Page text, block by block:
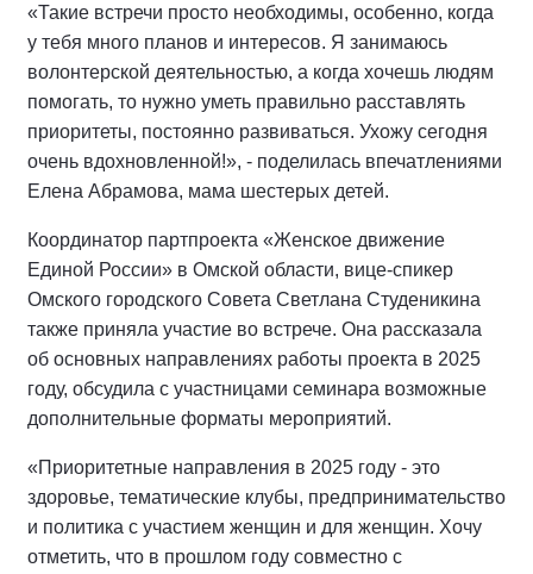
«Такие встречи просто необходимы, особенно, когда
у тебя много планов и интересов. Я занимаюсь
волонтерской деятельностью, а когда хочешь людям
помогать, то нужно уметь правильно расставлять
приоритеты, постоянно развиваться. Ухожу сегодня
очень вдохновленной!», - поделилась впечатлениями
Елена Абрамова, мама шестерых детей.
Координатор партпроекта «Женское движение
Единой России» в Омской области, вице-спикер
Омского городского Совета Светлана Студеникина
также приняла участие во встрече. Она рассказала
об основных направлениях работы проекта в 2025
году, обсудила с участницами семинара возможные
дополнительные форматы мероприятий.
«Приоритетные направления в 2025 году - это
здоровье, тематические клубы, предпринимательство
и политика с участием женщин и для женщин. Хочу
отметить, что в прошлом году совместно с